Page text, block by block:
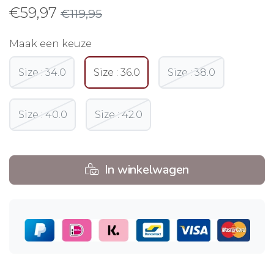
€59,97 €119,95
Maak een keuze
Size : 34.0 Size : 36.0 Size : 38.0
Size : 40.0 Size : 42.0
In winkelwagen